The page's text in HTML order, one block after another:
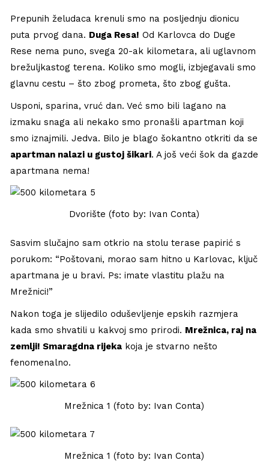
Prepunih želudaca krenuli smo na posljednju dionicu
puta prvog dana. Duga Resa! Od Karlovca do Duge
Rese nema puno, svega 20-ak kilometara, ali uglavnom
brežuljkastog terena. Koliko smo mogli, izbjegavali smo
glavnu cestu – što zbog prometa, što zbog gušta.
Usponi, sparina, vruć dan. Već smo bili lagano na
izmaku snaga ali nekako smo pronašli apartman koji
smo iznajmili. Jedva. Bilo je blago šokantno otkriti da se
apartman nalazi u gustoj šikari. A još veći šok da gazde
apartmana nema!
Dvorište (foto by: Ivan Conta)
Sasvim slučajno sam otkrio na stolu terase papirić s
porukom: “Poštovani, morao sam hitno u Karlovac, ključ
apartmana je u bravi. Ps: imate vlastitu plažu na
Mrežnici!”
Nakon toga je slijedilo oduševljenje epskih razmjera
kada smo shvatili u kakvoj smo prirodi. Mrežnica, raj na
zemlji! Smaragdna rijeka koja je stvarno nešto
fenomenalno.
Mrežnica 1 (foto by: Ivan Conta)
Mrežnica 1 (foto by: Ivan Conta)